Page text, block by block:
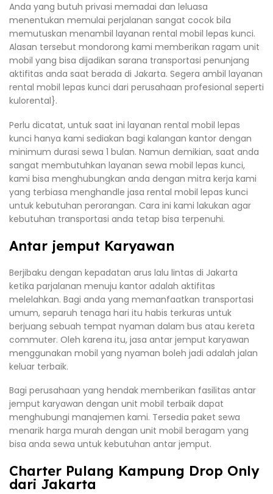
Anda yang butuh privasi memadai dan leluasa
menentukan memulai perjalanan sangat cocok bila
memutuskan menambil layanan rental mobil lepas kunci.
Alasan tersebut mondorong kami memberikan ragam unit
mobil yang bisa dijadikan sarana transportasi penunjang
aktifitas anda saat berada di Jakarta. Segera ambil layanan
rental mobil lepas kunci dari perusahaan profesional seperti
kulorental}.
Perlu dicatat, untuk saat ini layanan rental mobil lepas
kunci hanya kami sediakan bagi kalangan kantor dengan
minimum durasi sewa 1 bulan. Namun demikian, saat anda
sangat membutuhkan layanan sewa mobil lepas kunci,
kami bisa menghubungkan anda dengan mitra kerja kami
yang terbiasa menghandle jasa rental mobil lepas kunci
untuk kebutuhan perorangan. Cara ini kami lakukan agar
kebutuhan transportasi anda tetap bisa terpenuhi.
Antar jemput Karyawan
Berjibaku dengan kepadatan arus lalu lintas di Jakarta
ketika parjalanan menuju kantor adalah aktifitas
melelahkan. Bagi anda yang memanfaatkan transportasi
umum, separuh tenaga hari itu habis terkuras untuk
berjuang sebuah tempat nyaman dalam bus atau kereta
commuter. Oleh karena itu, jasa antar jemput karyawan
menggunakan mobil yang nyaman boleh jadi adalah jalan
keluar terbaik.
Bagi perusahaan yang hendak memberikan fasilitas antar
jemput karyawan dengan unit mobil terbaik dapat
menghubungi manajemen kami. Tersedia paket sewa
menarik harga murah dengan unit mobil beragam yang
bisa anda sewa untuk kebutuhan antar jemput.
Charter Pulang Kampung Drop Only
dari Jakarta